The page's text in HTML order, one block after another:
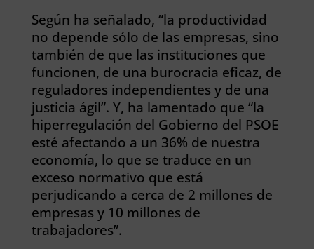
Según ha señalado, “la productividad
no depende sólo de las empresas, sino
también de que las instituciones que
funcionen, de una burocracia eficaz, de
reguladores independientes y de una
justicia ágil”. Y, ha lamentado que “la
hiperregulación del Gobierno del PSOE
esté afectando a un 36% de nuestra
economía, lo que se traduce en un
exceso normativo que está
perjudicando a cerca de 2 millones de
empresas y 10 millones de
trabajadores”.